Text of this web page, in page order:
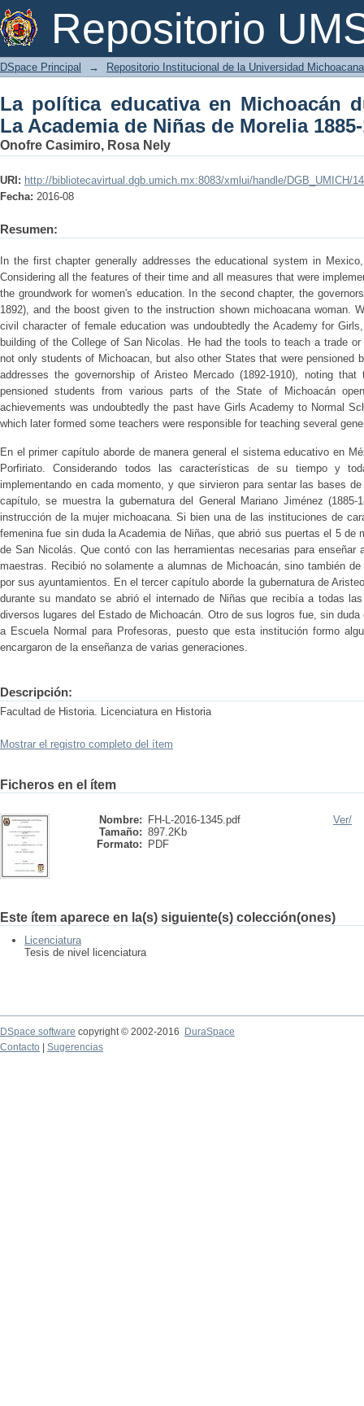
Repositorio
La política educativa en Michoacán
Morelia 1885-1910
DSpace Principal → Repositorio Institucional de la Universidad
La política educativa en Michoacán
La Academia de Niñas de Morelia
Onofre Casimiro, Rosa Nely
URI: http://bibliotecavirtual.dgb.umich.mx:8083/xmlui/handle/DGB_UMICH/
Fecha: 2016-08
Resumen:
In the first chapter generally addresses the educational system in
Considering all the features of their time and all measures that were
the groundwork for women's education. In the second chapter, the
1892), and the boost given to the instruction shown michoacana woman.
civil character of female education was undoubtedly the Academy for
building of the College of San Nicolas. He had the tools to teach a trade
not only students of Michoacan, but also other States that were pensioned
addresses the governorship of Aristeo Mercado (1892-1910), noting
pensioned students from various parts of the State of Michoacán
achievements was undoubtedly the past have Girls Academy to Normal
which later formed some teachers were responsible for teaching several
En el primer capítulo aborde de manera general el sistema educativo en
Porfiriato. Considerando todos las características de su tiempo y
implementando en cada momento, y que sirvieron para sentar las bases
capítulo, se muestra la gubernatura del General Mariano Jiménez
instrucción de la mujer michoacana. Si bien una de las instituciones de
femenina fue sin duda la Academia de Niñas, que abrió sus puertas el 5 de
de San Nicolás. Que contó con las herramientas necesarias para enseñar
maestras. Recibió no solamente a alumnas de Michoacán, sino también
por sus ayuntamientos. En el tercer capítulo aborde la gubernatura de
durante su mandato se abrió el internado de Niñas que recibía a todas
diversos lugares del Estado de Michoacán. Otro de sus logros fue, sin
a Escuela Normal para Profesoras, puesto que esta institución formo
encargaron de la enseñanza de varias generaciones.
Descripción:
Facultad de Historia. Licenciatura en Historia
Mostrar el registro completo del ítem
Ficheros en el ítem
Nombre:
FH-L-2016-1345.pdf
Tamaño: 897.2Kb
Formato:
PDF
Ver/
Este ítem aparece en la(s) siguiente(s) colección(ones)
Licenciatura
Tesis de nivel licenciatura
DSpace software copyright © 2002-2016
DuraSpace
Contacto
Sugerencias